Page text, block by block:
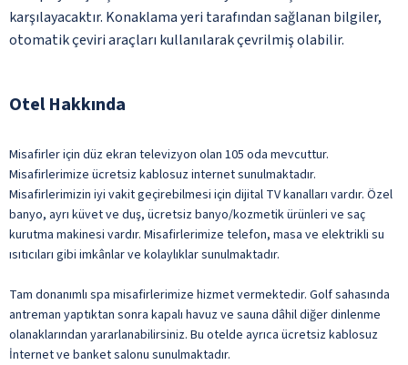
karşılayacaktır. Konaklama yeri tarafından sağlanan bilgiler,
otomatik çeviri araçları kullanılarak çevrilmiş olabilir.
Otel Hakkında
Misafirler için düz ekran televizyon olan 105 oda mevcuttur.
Misafirlerimize ücretsiz kablosuz internet sunulmaktadır.
Misafirlerimizin iyi vakit geçirebilmesi için dijital TV kanalları vardır. Özel
banyo, ayrı küvet ve duş, ücretsiz banyo/kozmetik ürünleri ve saç
kurutma makinesi vardır. Misafirlerimize telefon, masa ve elektrikli su
ısıtıcıları gibi imkânlar ve kolaylıklar sunulmaktadır.
Tam donanımlı spa misafirlerimize hizmet vermektedir. Golf sahasında
antreman yaptıktan sonra kapalı havuz ve sauna dâhil diğer dinlenme
olanaklarından yararlanabilirsiniz. Bu otelde ayrıca ücretsiz kablosuz
İnternet ve banket salonu sunulmaktadır.